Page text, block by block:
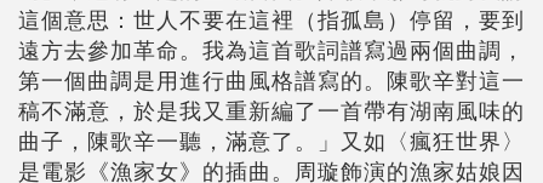
這個意思：世人不要在這裡（指孤島）停留，要到
遠方去參加革命。我為這首歌詞譜寫過兩個曲調，
第一個曲調是用進行曲風格譜寫的。陳歌辛對這一
稿不滿意，於是我又重新編了一首帶有湖南風味的
曲子，陳歌辛一聽，滿意了。」又如〈瘋狂世界〉
是電影《漁家女》的插曲。周璇飾演的漁家姑娘因